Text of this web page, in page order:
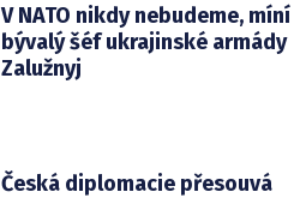
V NATO nikdy nebudeme, míní
bývalý šéf ukrajinské armády
Zalužnyj
Česká diplomacie přesouvá